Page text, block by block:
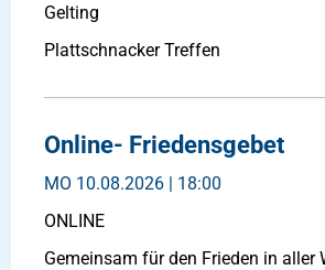
Gelting
Plattschnacker Treffen
Online- Friedensgebet
MO 10.08.2026 | 18:00
ONLINE
Gemeinsam für den Frieden in aller